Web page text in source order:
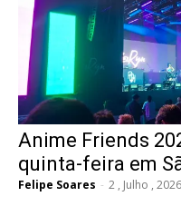
Anime Friends
quinta-feira em
Felipe Soares - 2 , Julho , 2026